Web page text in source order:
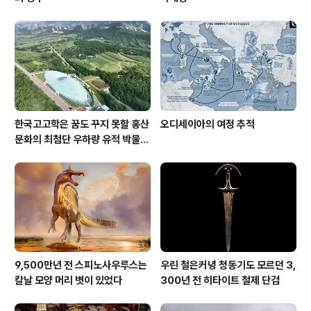
한국고고학은 꿈도 꾸지 못할 홍산
문화의 최첨단 우하량 유적 박물관
오디세이아의 여정 추적
9,500만년 전 스피노사우루스는
칼날 모양 머리 볏이 있었다
우린 철은커녕 청동기도 모르던 3,
300년 전 히타이트 철제 단검